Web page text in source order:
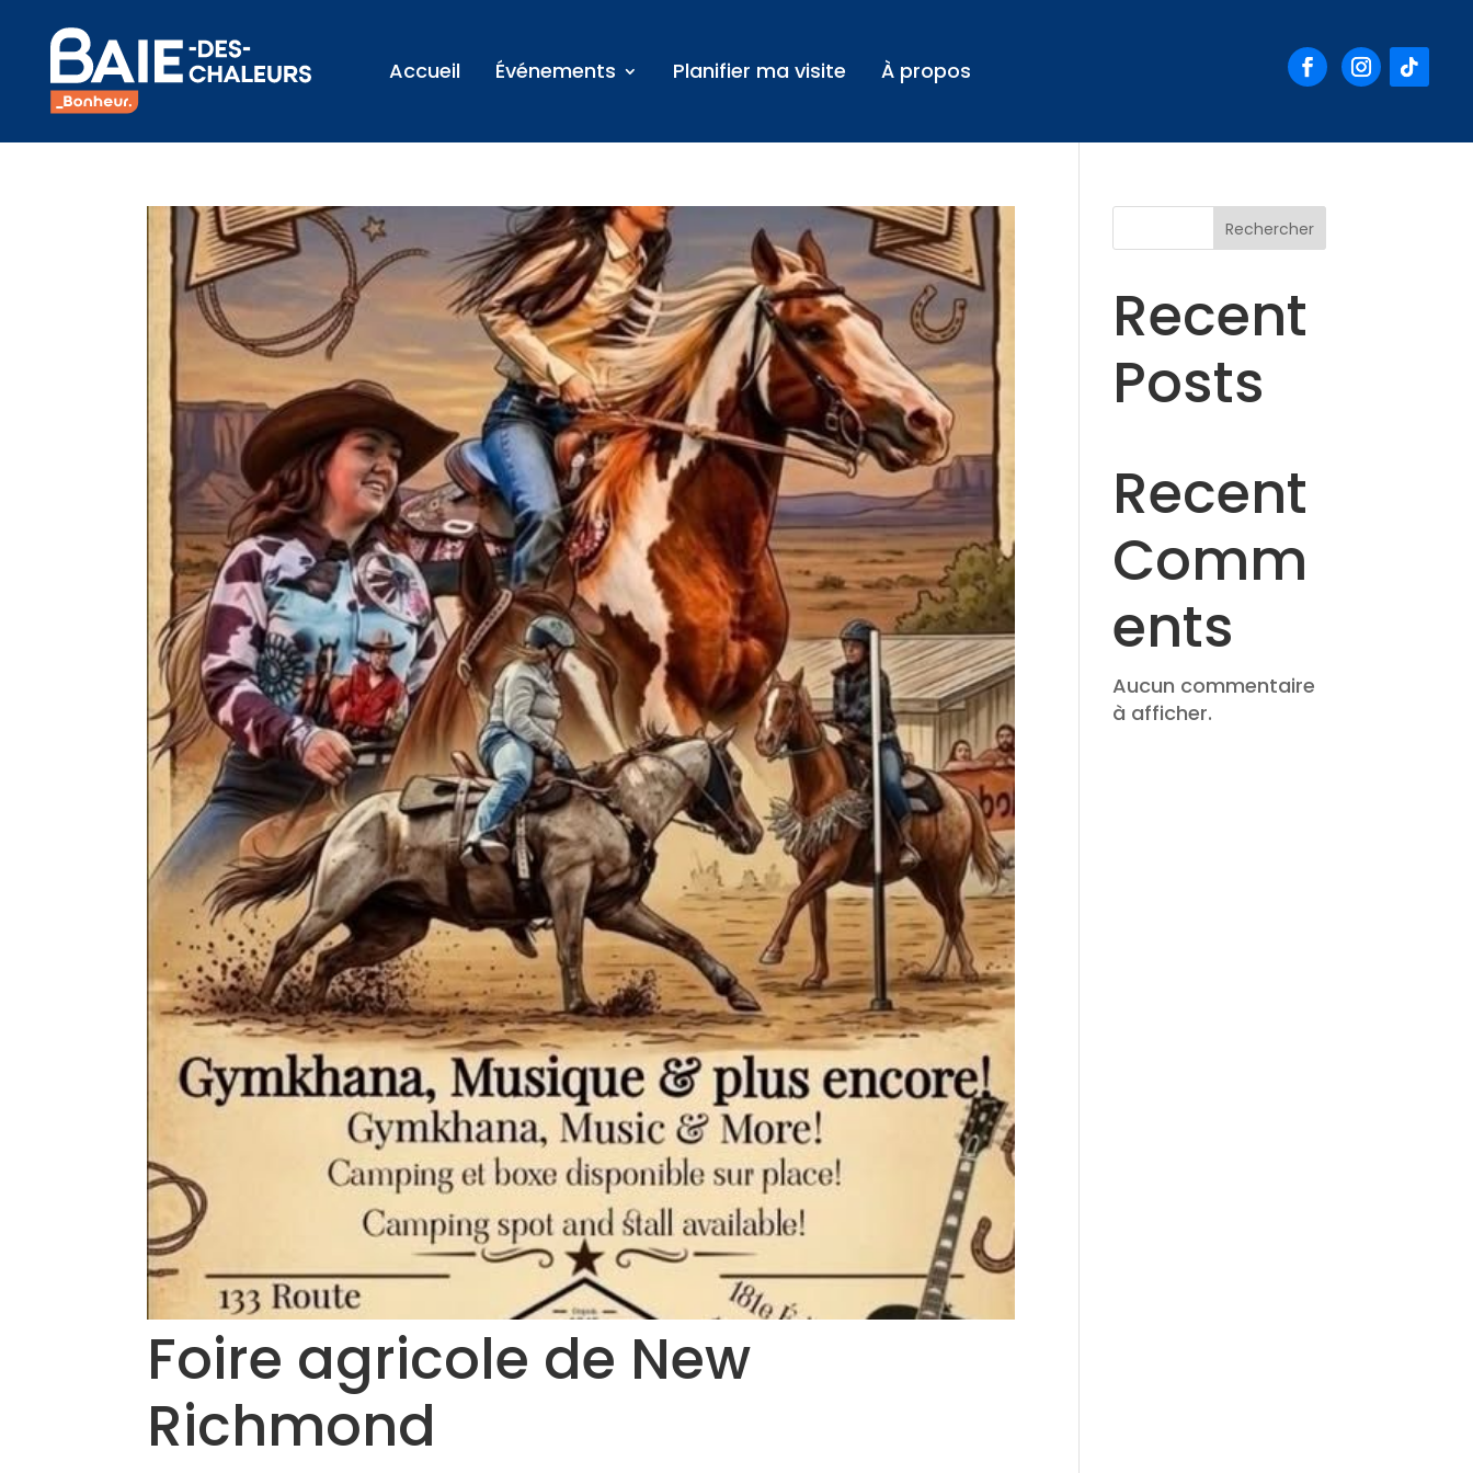
Accueil Événements Planifier ma visite À propos
Foire agricole de New
Richmond
Rechercher
Recent
Posts
Recent
Comm
ents
Aucun commentaire
à afficher.